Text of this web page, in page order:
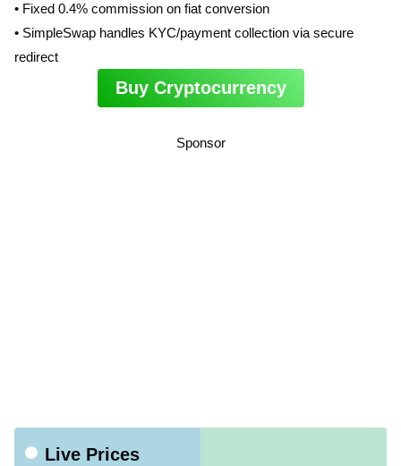
• Fixed 0.4% commission on fiat conversion
• SimpleSwap handles KYC/payment collection via secure
redirect
Buy Cryptocurrency
Sponsor
Live Prices